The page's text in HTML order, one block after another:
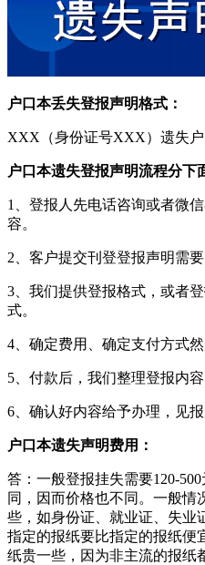
户口本丢失登报声明格式：
XXX（身份证号XXX）遗失户
户口本遗失登报声明流程分下
1、登报人先电话咨询或者微
容。
2、客户提交刊登登报声明需要
3、我们提供登报格式，或者
式。
4、确定费用、确定支付方式然
5、付款后，我们整理登报内
6、确认好内容给予办理，见
户口本遗失声明费用：
答：一般登报挂失需要120-
同，因而价格也不同。一般情
些，如身份证、就业证、失业
指定的报纸要比指定的报纸便
纸贵一些，因为非主流的报纸